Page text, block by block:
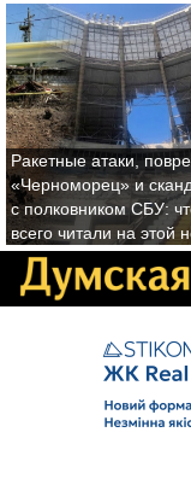
Ракетные атаки,
«Черноморец» и
с полковником СБУ:
всего читали на этой